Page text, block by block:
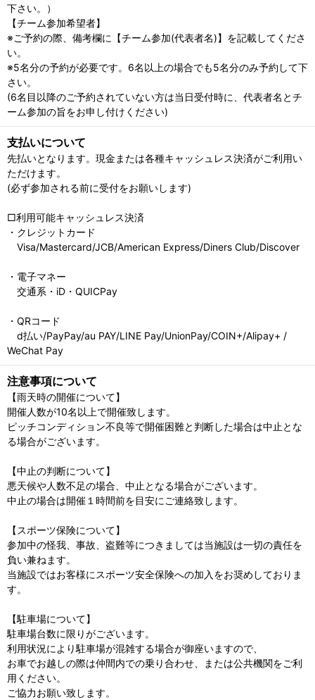
下さい。）
【チーム参加希望者】
※ご予約の際、備考欄に【チーム参加(代表者名)】を記載してくださ
い。
※5名分の予約が必要です。6名以上の場合でも5名分のみ予約して下
さい。
(6名目以降のご予約されていない方は当日受付時に、代表者名とチ
ーム参加の旨をお申し付けください)
支払いについて
先払いとなります。現金または各種キャッシュレス決済がご利用い
ただけます。
(必ず参加される前に受付をお願いします)
□利用可能キャッシュレス決済
・クレジットカード
Visa/Mastercard/JCB/American Express/Diners Club/Discover
・電子マネー
交通系・iD・QUICPay
・QRコード
d払い/PayPay/au PAY/LINE Pay/UnionPay/COIN+/Alipay+ /
WeChat Pay
注意事項について
【雨天時の開催について】
開催人数が10名以上で開催致します。
ピッチコンディション不良等で開催困難と判断した場合は中止とな
る場合がございます。
【中止の判断について】
悪天候や人数不足の場合、中止となる場合がございます。
中止の場合は開催１時間前を目安にご連絡致します。
【スポーツ保険について】
参加中の怪我、事故、盗難等につきましては当施設は一切の責任を
負い兼ねます。
当施設ではお客様にスポーツ安全保険への加入をお奨めしておりま
す。
【駐車場について】
駐車場台数に限りがございます。
利用状況により駐車場が混雑する場合が御座いますので、
お車でお越しの際は仲間内での乗り合わせ、または公共機関をご利
用ください。
ご協力お願い致します。